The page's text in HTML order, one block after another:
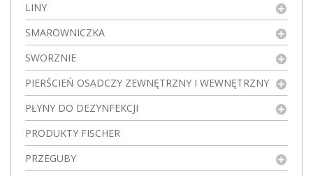
LINY
SMAROWNICZKA
SWORZNIE
PIERŚCIEŃ OSADCZY ZEWNĘTRZNY I WEWNĘTRZNY
PŁYNY DO DEZYNFEKCJI
PRODUKTY FISCHER
PRZEGUBY